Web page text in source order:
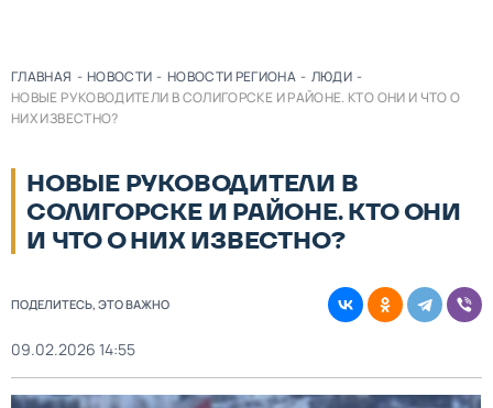
ГЛАВНАЯ - НОВОСТИ - НОВОСТИ РЕГИОНА - ЛЮДИ -
НОВЫЕ РУКОВОДИТЕЛИ В СОЛИГОРСКЕ И РАЙОНЕ. КТО ОНИ И ЧТО О
НИХ ИЗВЕСТНО?
НОВЫЕ РУКОВОДИТЕЛИ В
СОЛИГОРСКЕ И РАЙОНЕ. КТО ОНИ
И ЧТО О НИХ ИЗВЕСТНО?
ПОДЕЛИТЕСЬ, ЭТО ВАЖНО
09.02.2026 14:55